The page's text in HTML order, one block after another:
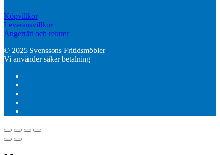
Köpvillkor
Leveransvillkor
Ångerrätt och returer
© 2025 Svenssons Fritidsmöbler
Vi använder säker betalning